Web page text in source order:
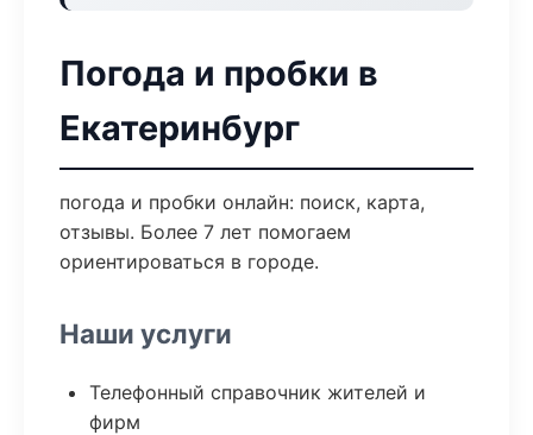
Погода и пробки в
Екатеринбург
погода и пробки онлайн: поиск, карта,
отзывы. Более 7 лет помогаем
ориентироваться в городе.
Наши услуги
Телефонный справочник жителей и
фирм